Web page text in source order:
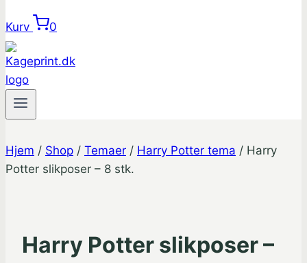
Kurv 0
Hjem / Shop / Temaer / Harry Potter tema / Harry
Potter slikposer – 8 stk.
Harry Potter slikposer –